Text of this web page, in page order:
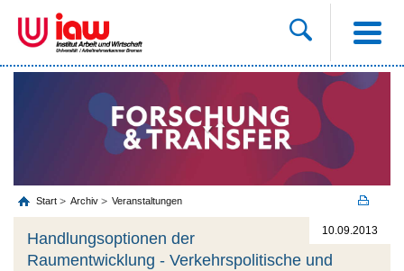
Start Archiv Veranstaltungen
10.09.2013
Handlungsoptionen der
Raumentwicklung - Verkehrspolitische und